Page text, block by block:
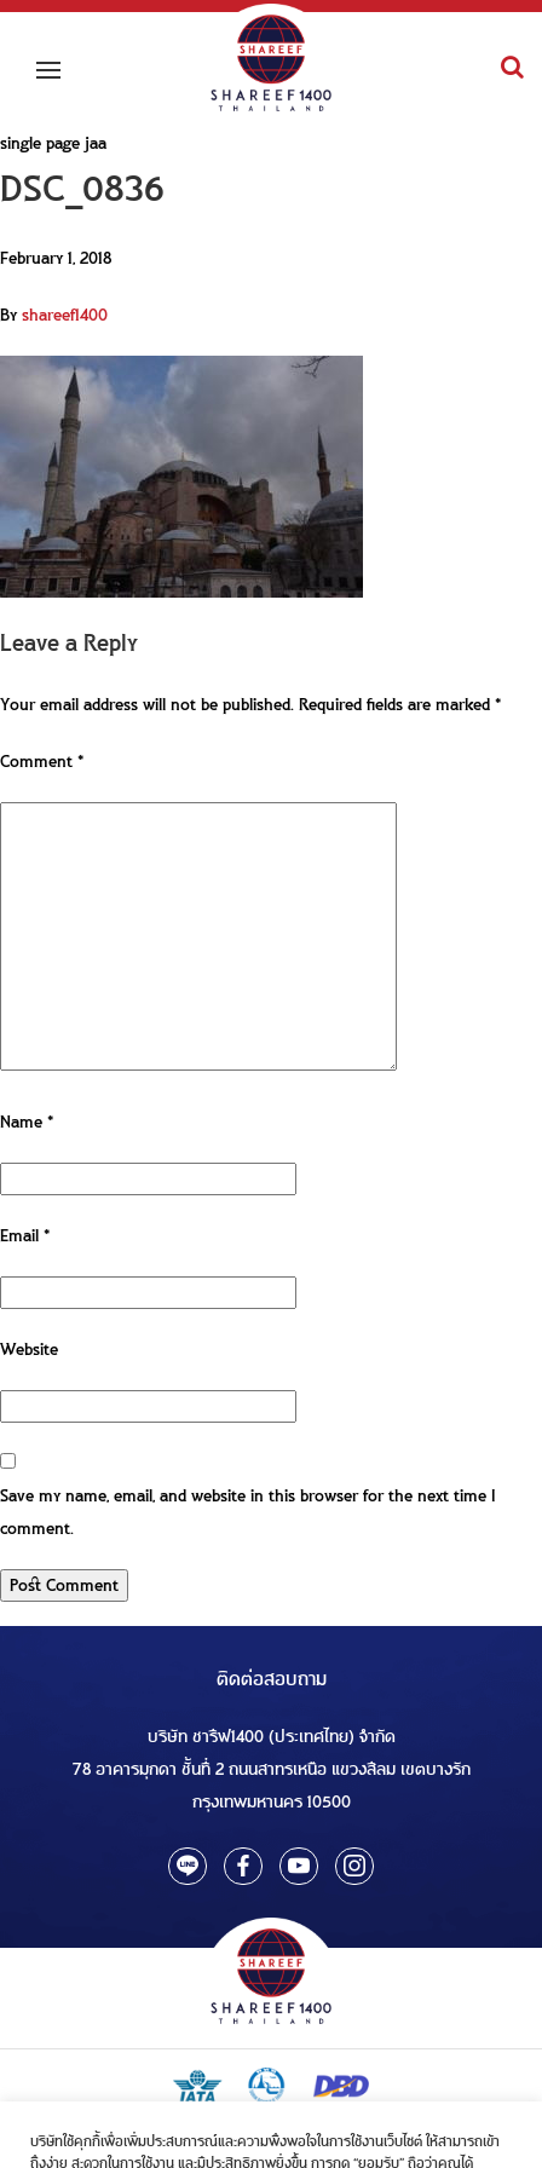
บริษัทใช้คุกกี้เพื่อเพิ่มประสบการณ์และความพึงพอใจในการใช้งานเว็บไซต์ ให้สามารถเข้า
ถึงง่าย สะดวกในการใช้งาน และมีประสิทธิภาพยิ่งขึ้น การกด “ยอมรับ” ถือว่าคุณได้
single page jaa
DSC_0836
February 1, 2018
Byshareef1400
Leave a Reply
Your email address will not be published.Required fields are marked*
Comment*
Name*
Email*
Website
Save my name, email, and website in this browser for the next time I
comment.
ติดต่อสอบถาม
บริษัท ชารีฟ1400 (ประเทศไทย) จำกัด
78 อาคารมุกดา ชั้นที่ 2 ถนนสาทรเหนือ แขวงสีลม เขตบางรัก
กรุงเทพมหานคร 10500
ใบอนุญาตเป็นผู้ประกอบกิจการรับจัดบริการขนส่งในกิจการฮัจย์เลขที่ 1/2568